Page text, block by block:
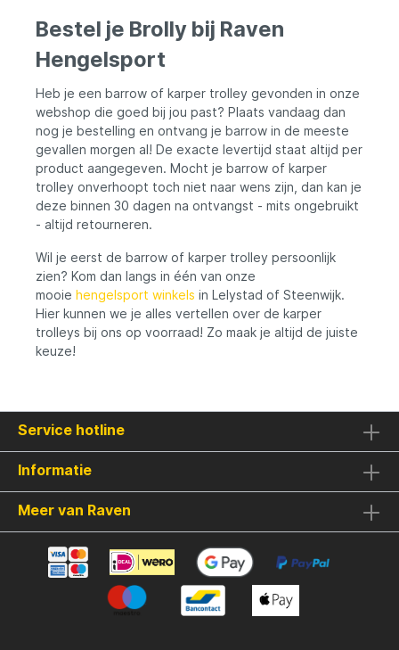
Bestel je Brolly bij Raven
Hengelsport
Heb je een barrow of karper trolley gevonden in onze
webshop die goed bij jou past? Plaats vandaag dan
nog je bestelling en ontvang je barrow in de meeste
gevallen morgen al! De exacte levertijd staat altijd per
product aangegeven. Mocht je barrow of karper
trolley onverhoopt toch niet naar wens zijn, dan kan je
deze binnen 30 dagen na ontvangst - mits ongebruikt
- altijd retourneren.
Wil je eerst de barrow of karper trolley persoonlijk
zien? Kom dan langs in één van onze
mooie hengelsport winkels in Lelystad of Steenwijk.
Hier kunnen we je alles vertellen over de karper
trolleys bij ons op voorraad! Zo maak je altijd de juiste
keuze!
Service hotline
Informatie
Meer van Raven